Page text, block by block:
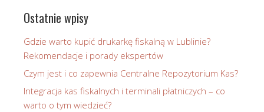
Ostatnie wpisy
Gdzie warto kupić drukarkę fiskalną w Lublinie?
Rekomendacje i porady ekspertów
Czym jest i co zapewnia Centralne Repozytorium Kas?
Integracja kas fiskalnych i terminali płatniczych – co
warto o tym wiedzieć?